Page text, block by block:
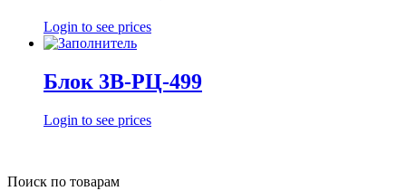
Login to see prices
Блок 3В-РЦ-499
Login to see prices
Поиск по товарам